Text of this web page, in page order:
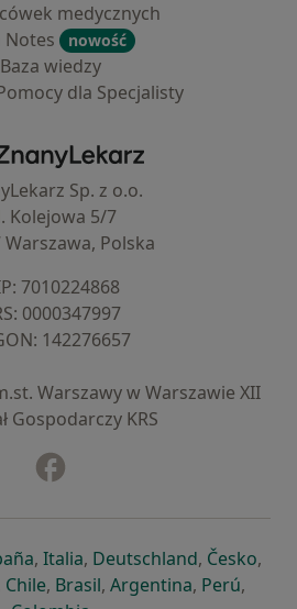
medycznych
Notes
nowość
Baza wiedzy
dla Specjalisty
ZnanyLekarz - Strona główna
Sp. z o.o.
Kolejowa 5/7
Warszawa, Polska
⁠7010224868
⁠0000347997
⁠142276657
Warszawy w Warszawie XII
Gospodarczy KRS
nowej karcie
się w nowej karcie
otwiera się w nowej karcie
, Italiaotwiera się w nowej
, Deutschlandotwiera się
, Česko,
w nowej karcie
się w nowej karcie
Chileotwiera się w nowej karcie
, Brasilotwiera się w nowej
, Argentinaotwiera się
, Perú,